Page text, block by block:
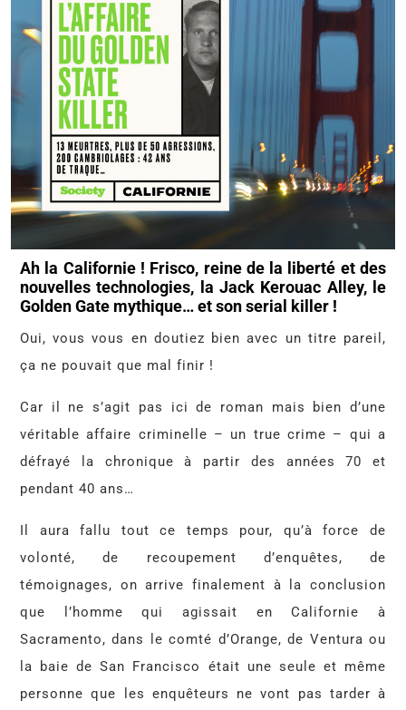
Ah la Californie ! Frisco, reine de la liberté et des
nouvelles technologies, la Jack Kerouac Alley, le
Golden Gate mythique… et son serial killer !
Oui, vous vous en doutiez bien avec un titre pareil,
ça ne pouvait que mal finir !
Car il ne s’agit pas ici de roman mais bien d’une
véritable affaire criminelle – un true crime – qui a
défrayé la chronique à partir des années 70 et
pendant 40 ans…
Il aura fallu tout ce temps pour, qu’à force de
volonté, de recoupement d’enquêtes, de
témoignages, on arrive finalement à la conclusion
que l’homme qui agissait en Californie à
Sacramento, dans le comté d’Orange, de Ventura ou
la baie de San Francisco était une seule et même
personne que les enquêteurs ne vont pas tarder à